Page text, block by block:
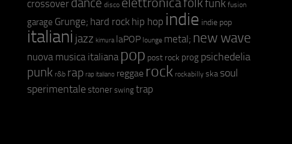
crossover disco folkfunk fusion
garage Grunge; hard rock hip hop indie indie pop
italiani jazz kimura laPOP lounge metal; new wave
nuova musica italiana pop post rock prog psichedelia
punk r&b rap rap italiano reggae rock rockabilly ska soul
sperimentale stoner swing trap